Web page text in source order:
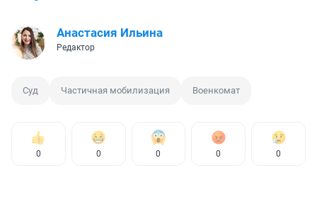
Анастасия Ильина
Редактор
Суд Частичная мобилизация Военкомат
0 0 0 0 0